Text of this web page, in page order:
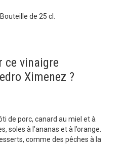
de 25 cl.
ce vinaigre
Ximenez ?
de porc, canard au miel et à
soles à l’ananas et à l’orange.
comme des pêches à la